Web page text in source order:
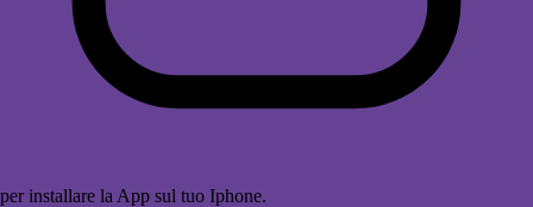
per installare la App sul tuo Iphone.